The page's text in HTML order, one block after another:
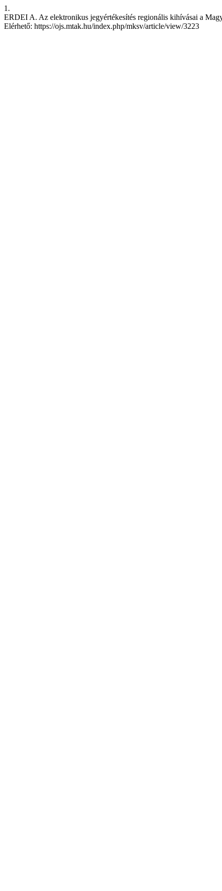
1.
ERDEI A. Az elektronikus jegyértékesítés regionális kihívásai a
Elérhető: https://ojs.mtak.hu/index.php/mksv/article/view/3223